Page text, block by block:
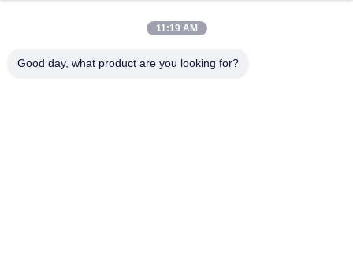
Digital, distretto di Nancheng, città di Dongguan, provincia
11:19 AM
Good day, what product are you looking for?